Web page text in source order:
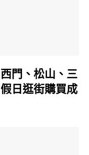
門、松山、三
日逛街購買成